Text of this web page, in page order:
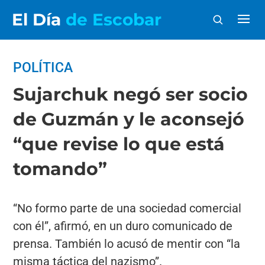
El Día de Escobar
POLÍTICA
Sujarchuk negó ser socio
de Guzmán y le aconsejó
“que revise lo que está
tomando”
“No formo parte de una sociedad comercial
con él”, afirmó, en un duro comunicado de
prensa. También lo acusó de mentir con “la
misma táctica del nazismo”.